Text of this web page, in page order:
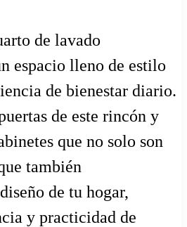
de lavado
espacio lleno de estilo
de bienestar diario.
de este rincón y
que no solo son
también
de tu hogar,
y practicidad de